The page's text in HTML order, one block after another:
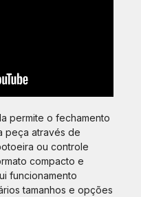
permite o fechamento
peça através de
ou controle
compacto e
funcionamento
tamanhos e opções